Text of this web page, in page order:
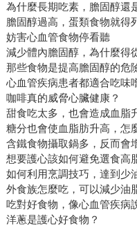
為什麼長期吃素，膽固醇還
膽固醇過高，蛋類食物就得
妨害心血管食物停看聽
減少體內膽固醇，為什麼得
那些食物是提高膽固醇的危
心血管疾病患者都適合吃味
咖啡真的威脅心臟健康？
甜食吃太多，也會造成血脂
糖分也會使血脂肪升高，怎
含鐵食物攝取鍋多，反而會
想要護心該如何避免選食高
如何利用烹調技巧，達到少
外食族怎麼吃，可以減少油
吃對好食物，像心血管疾病
洋蔥是護心好食物？